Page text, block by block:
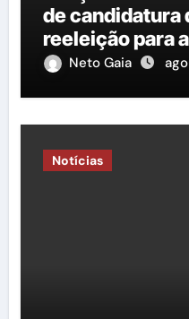
de candidatura
reeleição para
Deputados é
Neto Gaia
Notícias